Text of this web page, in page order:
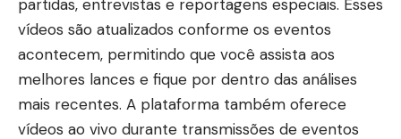
partidas, entrevistas e reportagens especiais. Esses
vídeos são atualizados conforme os eventos
acontecem, permitindo que você assista aos
melhores lances e fique por dentro das análises
mais recentes. A plataforma também oferece
vídeos ao vivo durante transmissões de eventos